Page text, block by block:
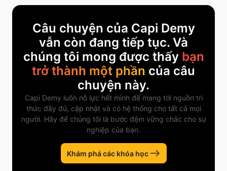
Câu chuyện của Capi Demy
vẫn còn đang tiếp tục. Và
chúng tôi mong được thấy bạn
trở thành một phần của câu
chuyện này.
Capi Demy luôn nỗ lực hết mình để mang tới nguồn tri
thức đầy đủ, cập nhật và có hệ thống cho tất cả mọi
người. Hãy để chúng tôi là bước đệm vững chắc cho sự
nghiệp của bạn.
Khám phá các khóa học